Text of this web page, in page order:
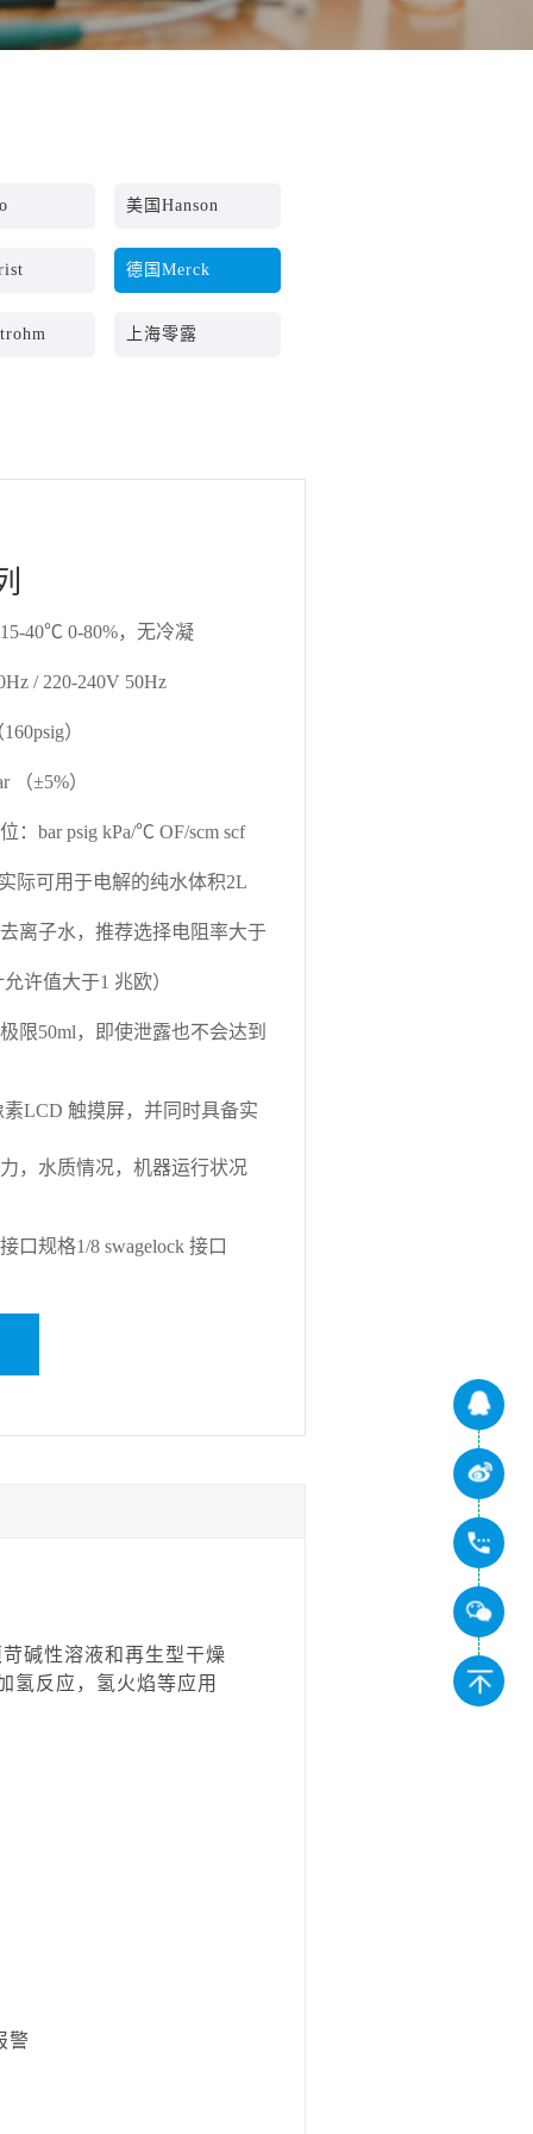
美国Hanson
德国Merck
上海零露
15-40℃ 0-80%，无冷凝
/ 220-240V 50Hz
）
（±5%）
： bar psig kPa/℃ OF/scm scf
际可用于电解的纯水体积2L
离子水，推荐选择电阻率大于
许值大于1 兆欧）
极限50ml，即使泄露也不会达到
素LCD 触摸屏，并同时具备实
，水质情况，机器运行状况
口规格1/8 swagelock 接口
碱性溶液和再生型干燥
氢反应，氢火焰等应用
警